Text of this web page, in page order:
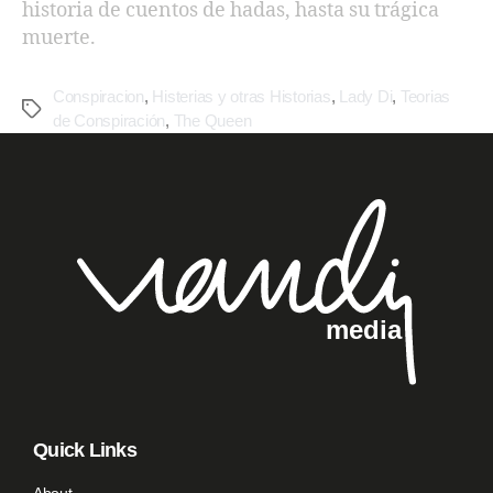
historia de cuentos de hadas, hasta su trágica
muerte.
Conspiracion, Histerias y otras Historias, Lady Di, Teorias
de Conspiración, The Queen
Quick Links